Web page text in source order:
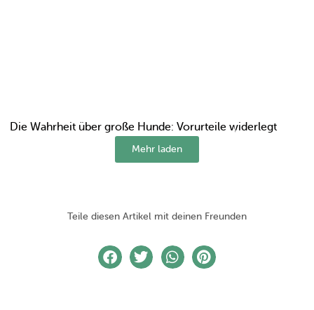
Die Wahrheit über große Hunde: Vorurteile widerlegt
Mehr laden
Teile diesen Artikel mit deinen Freunden